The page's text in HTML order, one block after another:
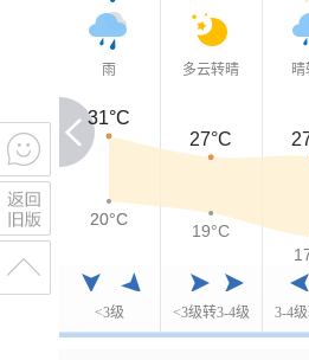
雨
<3级
多云转晴
<3级转3-4级
晴
3-4
31°C
31°C
27°C
20°C
20°C
19°C